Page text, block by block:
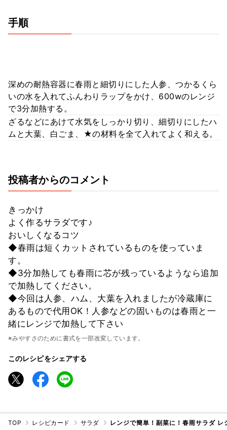
手順
深めの耐熱容器に春雨と細切りにした人参、つかるくら
いの水を入れてふんわりラップをかけ、600wのレンジ
で3分加熱する。
ざるなどにあけて水気をしっかり切り、細切りにしたハ
ムと大葉、白ごま、★の材料を全て入れてよく和える。
投稿者からのコメント
きっかけ
よく作るサラダです♪
おいしくなるコツ
◆春雨は短くカットされているものを使っていま
す。
◆3分加熱しても春雨に芯が残っているようなら追加
で加熱してください。
◆今回は人参、ハム、大葉を入れましたが冷蔵庫に
あるもので代用OK！人参などの固いものは春雨と一
緒にレンジで加熱して下さい
※みやすさのために書式を一部改変しています。
このレシピをシェアする
TOP レシピカード サラダ レンジで簡単！副菜に！春雨サラダ レ